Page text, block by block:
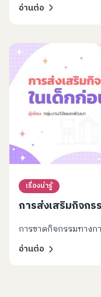
อ่านต่อ
เรื่องน่ารู้
การส่งเสริมกิจกร
การขาดกิจกรรมทาง
อ่านต่อ